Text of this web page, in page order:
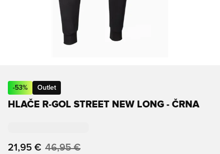
-53% Outlet
HLAČE R-GOL STREET NEW LONG - ČRNA
21,95 € 46,95 €